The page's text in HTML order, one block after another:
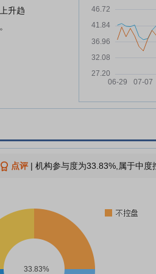
升趋
点评| 机构参与度为33.83%,属于中
33.83%